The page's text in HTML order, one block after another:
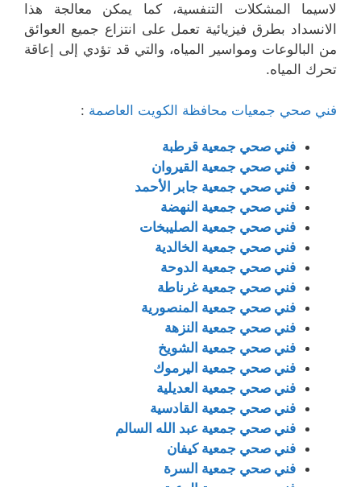
لاسيما المشكلات التنفسية، كما يمكن معالجة هذا
الانسداد بطرق فيزيائية تعمل على انتزاع جميع العوائق
من البالوعات ومواسير المياه، والتي قد تؤدي إلى إعاقة
تحرك المياه.
فني صحي جمعيات محافظة الكويت العاصمة :
فني صحي جمعية قرطبة
فني صحي جمعية القيروان
فني صحي جمعية جابر الأحمد
فني صحي جمعية النهضة
فني صحي جمعية الصليبخات
فني صحي جمعية الخالدية
فني صحي جمعية الدوحة
فني صحي جمعية غرناطة
فني صحي جمعية المنصورية
فني صحي جمعية النزهة
فني صحي جمعية الشويخ
فني صحي جمعية اليرموك
فني صحي جمعية العديلية
فني صحي جمعية القادسية
فني صحي جمعية عبد الله السالم
فني صحي جمعية كيفان
فني صحي جمعية السرة